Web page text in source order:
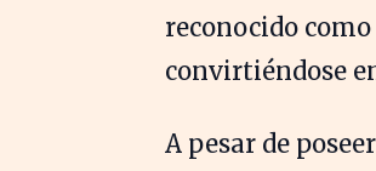
reconocido
convirtiéndose
A pesar de